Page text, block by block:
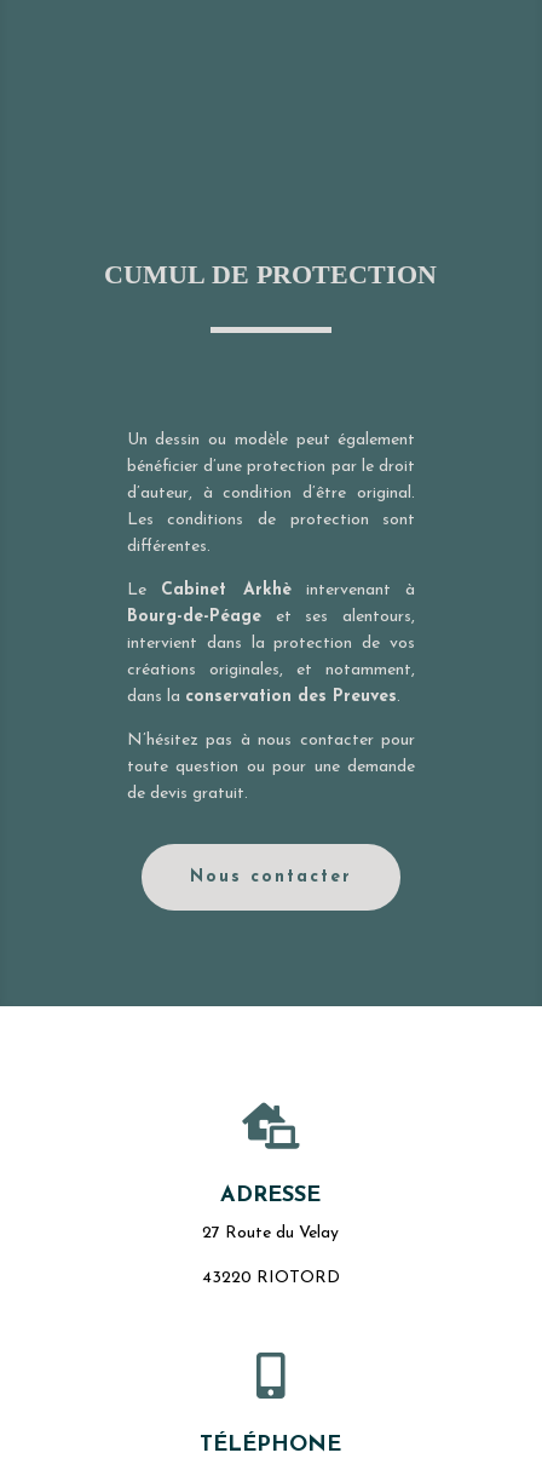
CUMUL DE PROTECTION
Un dessin ou modèle peut également
bénéficier d’une protection par le droit
d’auteur, à condition d’être original.
Les conditions de protection sont
différentes.
Le Cabinet Arkhèintervenant à
Bourg-de-Péageet ses alentours,
intervient dans la protection de vos
créations originales, et notamment,
dans la conservation des Preuves.
N’hésitez pas à nous contacter pour
toute question ou pour une demande
de devis gratuit.
Nous contacter

ADRESSE
27 Route du Velay
43220 RIOTORD

TÉLÉPHONE